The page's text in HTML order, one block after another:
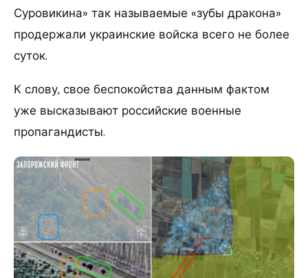
Суровикина» так называемые «зубы дракона»
продержали украинские войска всего не более
суток.
К слову, свое беспокойства данным фактом
уже высказывают российские военные
пропагандисты.